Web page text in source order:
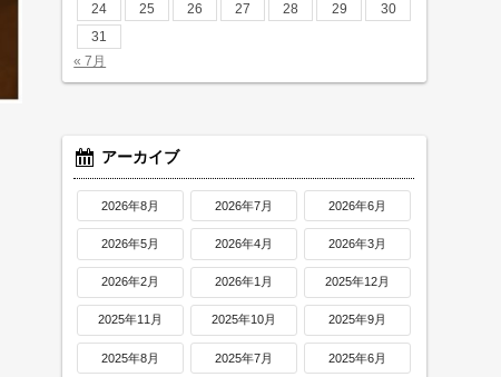
24
25 26 27 28 29
30
31
« 7月
アーカイブ
2026年8月 2026年7月 2026年6月
2026年5月 2026年4月 2026年3月
2026年2月 2026年1月 2025年12月
2025年11月 2025年10月 2025年9月
2025年8月 2025年7月 2025年6月